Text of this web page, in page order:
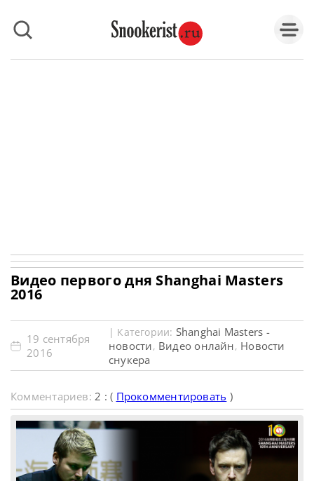
Видео первого дня Shanghai Masters
2016
19 сентября
2016
| Категории: Shanghai Masters -
новости, Видео онлайн, Новости
снукера
Комментариев:2 : ( Прокомментировать )